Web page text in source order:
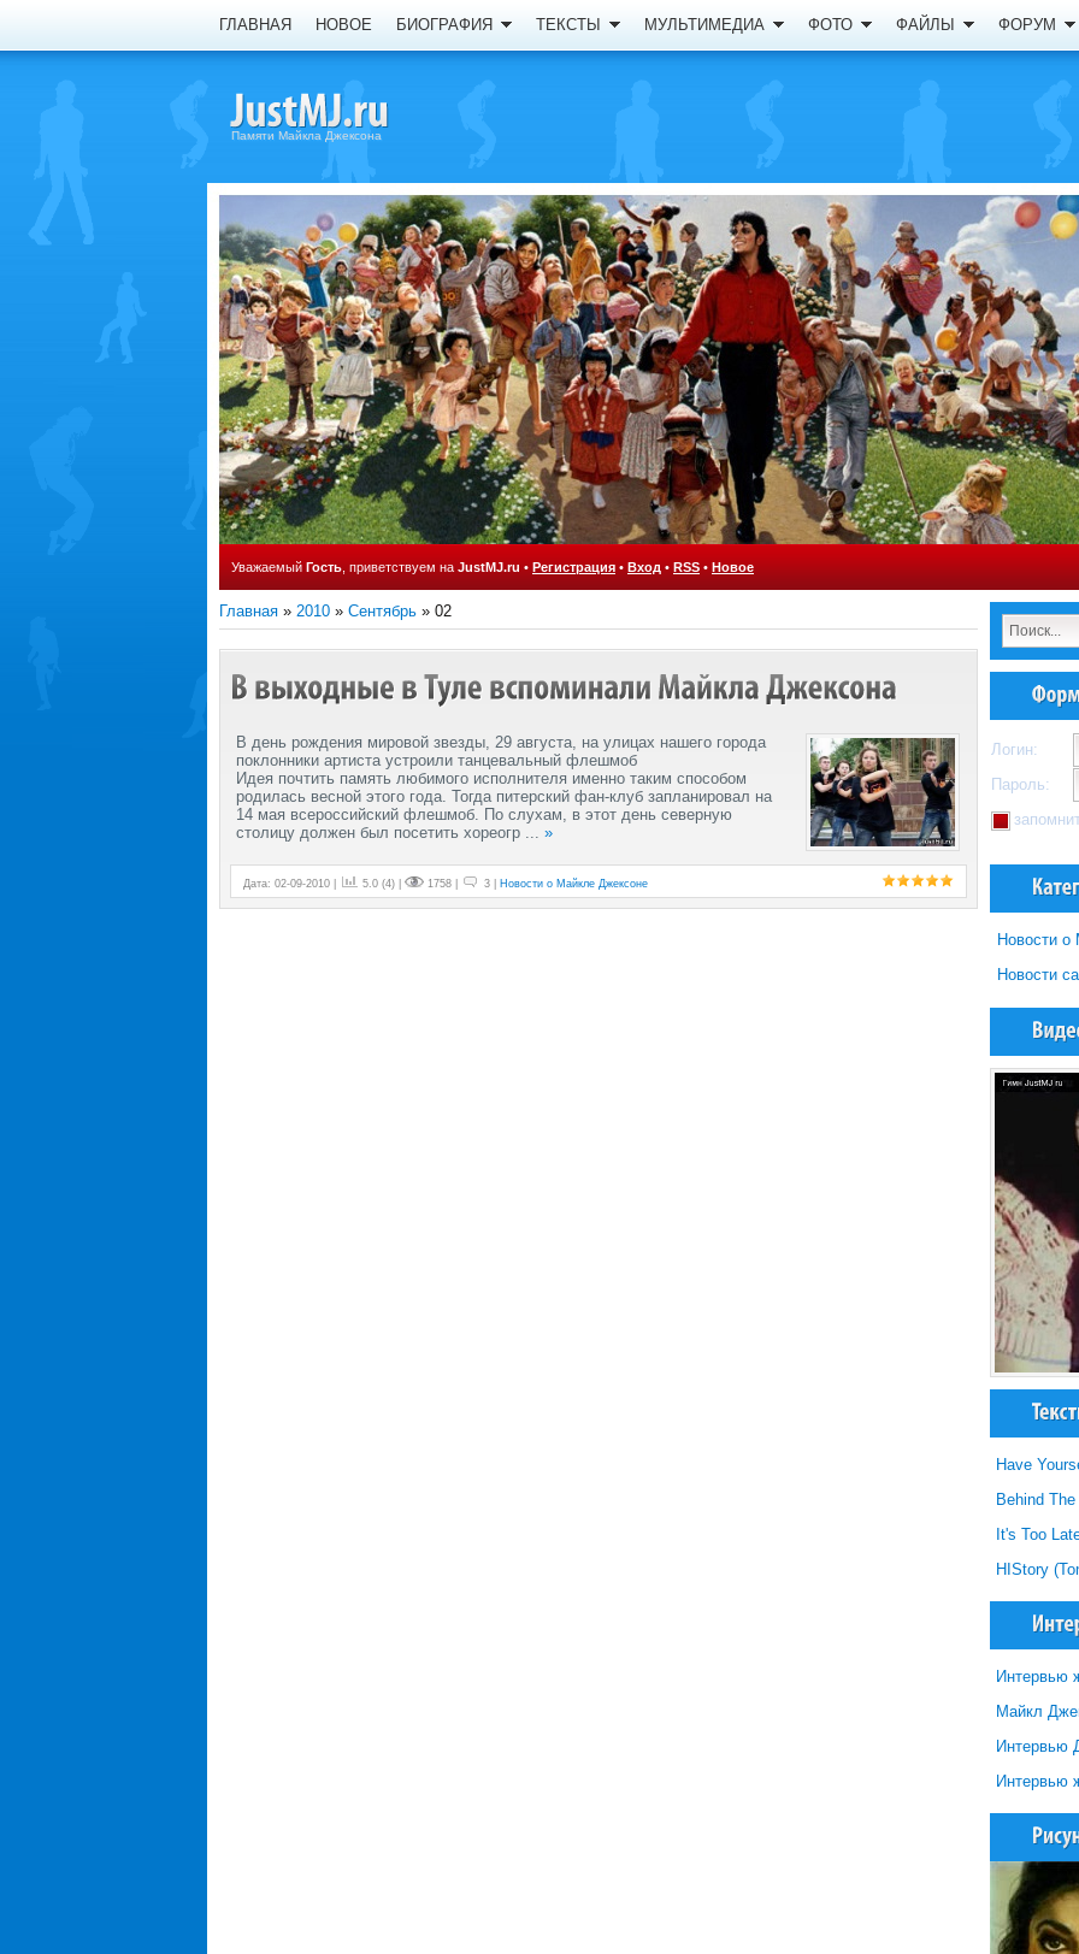
ГЛАВНАЯ НОВОЕ БИОГРАФИЯ ТЕКСТЫ МУЛЬТИМЕДИА ФОТО ФАЙЛЫ ФОРУМ
Памяти Майкла Джексона
Уважаемый Гость , приветствуем на JustMJ.ru • Регистрация • Вход • RSS • Новое
Главная » 2010 » Сентябрь » 02
В день рождения мировой звезды, 29 августа, на улицах нашего города
поклонники артиста устроили танцевальный флешмоб
Идея почтить память любимого исполнителя именно таким способом
родилась весной этого года. Тогда питерский фан-клуб запланировал на
14 мая всероссийский флешмоб. По слухам, в этот день северную
столицу должен был посетить хореогр ... »
Дата: 02-09-2010 | 5.0 (4) | 1758 | 3 | Новости о Майкле Джексоне
Логин:
Пароль:
Новости о
Новости
Have
Behind
It's Too
HIStory
Интервью
Майкл
Интервью
Интервью